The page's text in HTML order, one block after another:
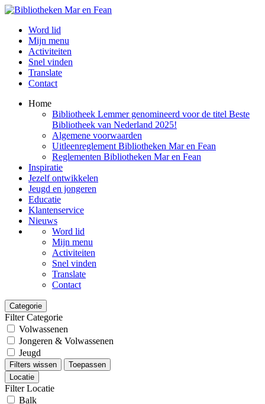
Word lid
Mijn menu
Activiteiten
Snel vinden
Translate
Contact
Home
Bibliotheek Lemmer genomineerd voor de titel Beste
Bibliotheek van Nederland 2025!
Algemene voorwaarden
Uitleenreglement Bibliotheken Mar en Fean
Reglementen Bibliotheken Mar en Fean
Inspiratie
Jezelf ontwikkelen
Jeugd en jongeren
Educatie
Klantenservice
Nieuws
Word lid
Mijn menu
Activiteiten
Snel vinden
Translate
Contact
Categorie
Filter Categorie
Volwassenen
Jongeren & Volwassenen
Jeugd
Filters wissen
Toepassen
Locatie
Filter Locatie
Balk